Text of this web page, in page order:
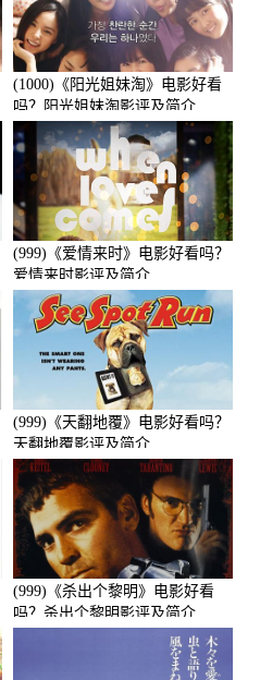
(1000)《阳光姐妹淘》电影好看
吗？阳光姐妹淘影评及简介
(999)《爱情来时》电影好看吗？
爱情来时影评及简介
(999)《天翻地覆》电影好看吗？
天翻地覆影评及简介
(999)《杀出个黎明》电影好看
吗？杀出个黎明影评及简介